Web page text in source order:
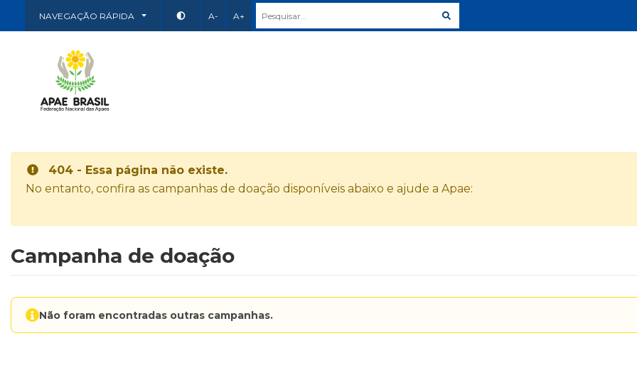
NAVEGAÇÃO RÁPIDA A- A+
404 - Essa página não existe.
No entanto, confira as campanhas de doação disponíveis abaixo e ajude a Apae:
Campanha de doação
Não foram encontradas outras campanhas.